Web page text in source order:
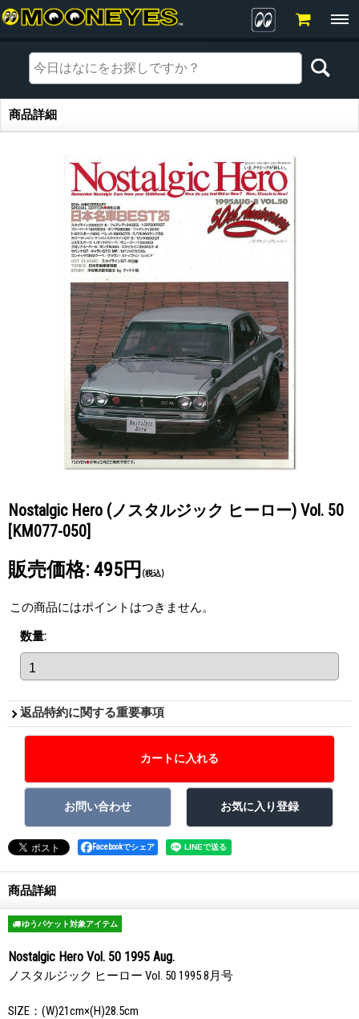
商品詳細
商品詳細
Nostalgic Hero (ノスタルジック ヒーロー) Vol. 50
[KM077-050]
販売価格: 495円 (税込)
この商品にはポイントはつきません。
数量:
返品特約に関する重要事項
Facebookでシェア
商品詳細
ゆうパケット対象アイテム
Nostalgic Hero Vol. 50 1995 Aug.
ノスタルジック ヒーロー Vol. 50 1995 8月号
SIZE：(W)21cm×(H)28.5cm